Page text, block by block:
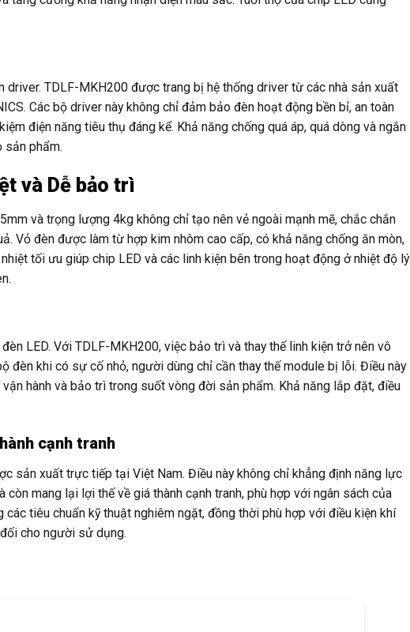
TDLF-MKH200 được trang bị hệ thống driver từ các nhà sản xuất
Các bộ driver này không chỉ đảm bảo đèn hoạt động bền bỉ, an toàn
điện năng tiêu thụ đáng kể. Khả năng chống quá áp, quá dòng và ngắn
sản phẩm.
và Dễ bảo trì
và trọng lượng 4kg không chỉ tạo nên vẻ ngoài mạnh mẽ, chắc chắn
Vỏ đèn được làm từ hợp kim nhôm cao cấp, có khả năng chống ăn mòn,
tối ưu giúp chip LED và các linh kiện bên trong hoạt động ở nhiệt độ lý
LED. Với TDLF-MKH200, việc bảo trì và thay thế linh kiện trở nên vô
đèn khi có sự cố nhỏ, người dùng chỉ cần thay thế module bị lỗi. Điều này
hành và bảo trì trong suốt vòng đời sản phẩm. Khả năng lắp đặt, điều
cạnh tranh
sản xuất trực tiếp tại Việt Nam. Điều này không chỉ khẳng định năng lực
mang lại lợi thế về giá thành cạnh tranh, phù hợp với ngân sách của
tiêu chuẩn kỹ thuật nghiêm ngặt, đồng thời phù hợp với điều kiện khí
cho người sử dụng.